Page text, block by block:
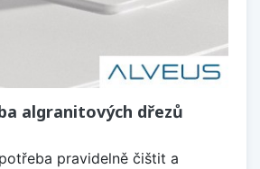
algranitových dřezů
pravidelně čištit a